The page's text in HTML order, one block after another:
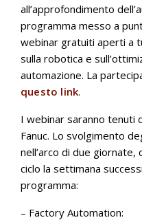
all’approfondimento
programma messo a
webinar gratuiti aperti a
sulla robotica e
automazione. La
questo link.
I webinar saranno tenuti
Fanuc. Lo svolgimento
nell’arco di due
ciclo la settimana
programma:
– Factory Automation: